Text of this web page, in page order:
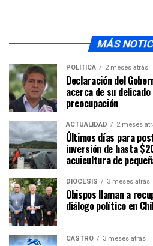
MÁS
POLÍTICA 2 meses atrás
Declaración del
acerca de su
preocupación
ACTUALIDAD 2 meses
Últimos días para
inversión de hasta
acuicultura de
DIÓCESIS 3 meses atrás
Obispos llaman a
diálogo político en
CASTRO 3 meses atrás